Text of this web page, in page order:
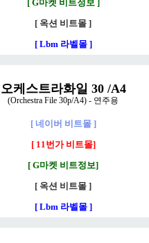
[ G마켓 비트정보 ]
[ 옥션 비트몰 ]
[ Lbm 라벨몰 ]
오케스트라화일 30 /A4
(Orchestra File 30p/A4) - 연주용
[ 네이버 비트몰 ]
[ 11번가 비트몰]
[ G마켓 비트정보]
[ 옥션 비트몰 ]
[ Lbm 라벨몰 ]